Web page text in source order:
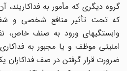
گروه دیگری که مأمور به فداکاریند،
که تحت تأثیر منافع شخصی و
وابستگیهای ورود به صنف خاص،
امنیتی موظف و یا مجبور به
ضرورت قرار گرفتن در صف فداکاران